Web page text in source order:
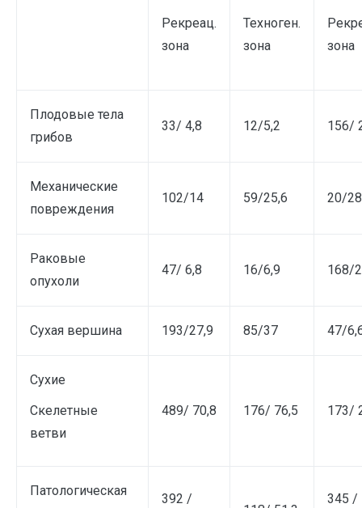
Рекреац.
зона
Техноген.
зона
зона
Плодовые тела
грибов
33/ 4,8 12/5,2 156/
Механические
повреждения
102/14 59/25,6 20/
Раковые
опухоли
47/ 6,8 16/6,9 168/
Сухая вершина 193/27,9 85/37 47/
Сухие
Скелетные
ветви
489/ 70,8 176/ 76,5 173/
Патологическая
392 / 345 /